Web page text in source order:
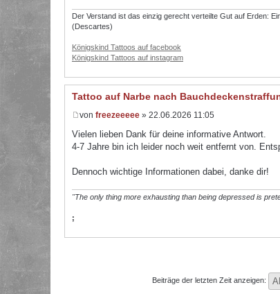
Der Verstand ist das einzig gerecht verteilte Gut auf Erden:
(Descartes)
Königskind Tattoos auf facebook
Königskind Tattoos auf instagram
Tattoo auf Narbe nach
von freezeeeee » 22.06.2026 11:05
Vielen lieben Dank für deine informative Antwort.
4-7 Jahre bin ich leider noch weit entfernt von.
Dennoch wichtige Informationen dabei, danke dir!
"The only thing more exhausting than being depressed is
;
Beiträge der letzten Zeit anzeigen: